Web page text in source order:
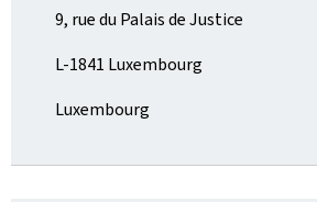
9, rue du Palais de Justice
L-1841 Luxembourg
Luxembourg